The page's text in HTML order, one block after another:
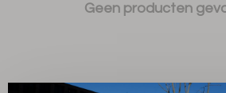
Geen producten